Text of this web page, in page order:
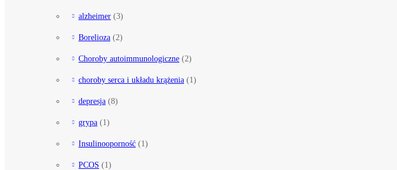
alzheimer (3)
Borelioza (2)
Choroby autoimmunologiczne (2)
choroby serca i układu krążenia (1)
depresja (8)
grypa (1)
Insulinooporność (1)
PCOS (1)